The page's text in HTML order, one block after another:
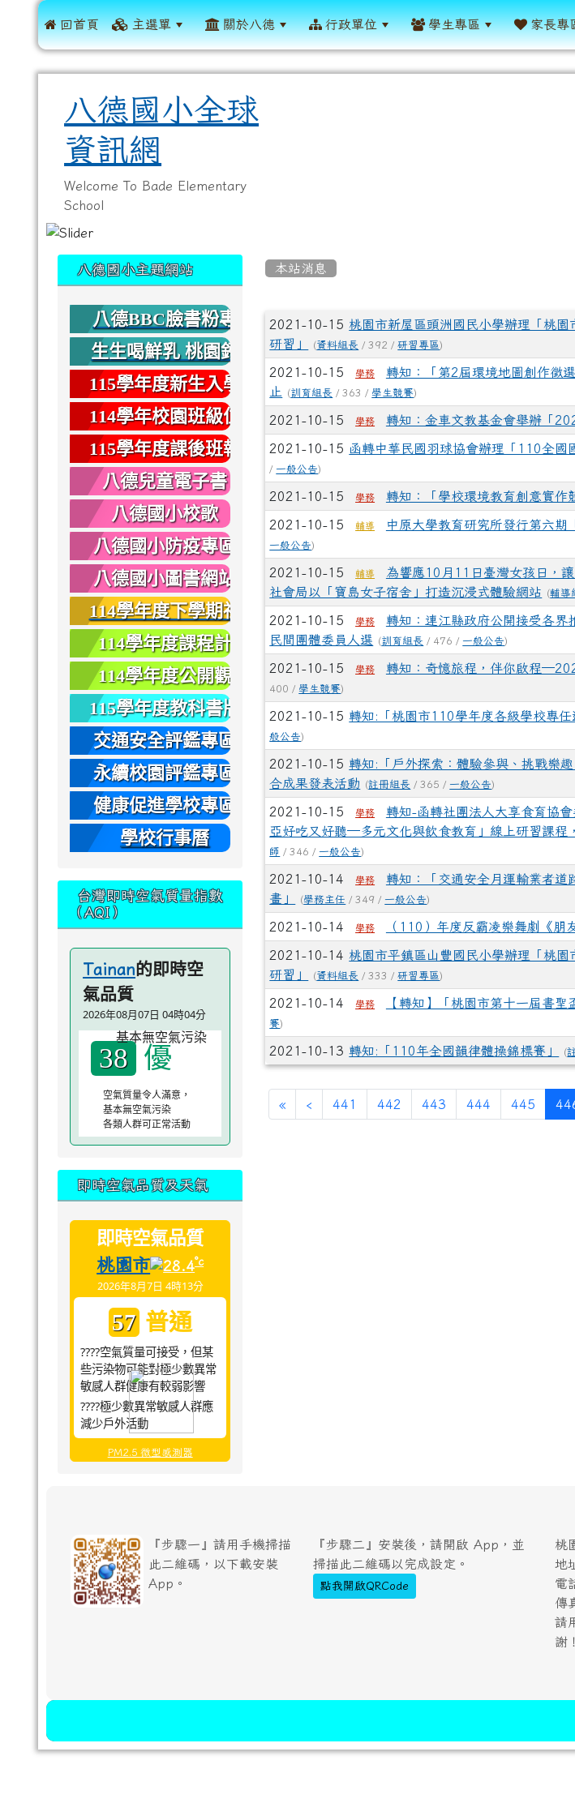
 回首頁 主選單 關於八德 行政單位 學生專區 家長專
八德國小全球
資訊網
Welcome To Bade Elementary
School
本站消息
文章列表
2021-10-15 桃園市新屋區頭洲國民小學辦理「桃
研習」
(資料組長 / 392 /研習專區)
2021-10-15 學務
轉知：「第2屆環境地圖創作徵
止
(訓育組長 / 363 / 學生競賽)
2021-10-15 學務 轉知：金車文教基金會舉辦「
2021-10-15 函轉中華民國羽球協會辦理「110全國
/ 一般公告)
2021-10-15 學務 轉知：「學校環境教育創意實作
2021-10-15 輔導 中原大學教育研究所發行第六期
一般公告)
2021-10-15 輔導
為響應10月11日臺灣女孩日，
社會局以「寶島女子宿舍」打造沉浸式體驗網站
(輔導
2021-10-15 學務
轉知：連江縣政府公開接受各界
民間團體委員人選
(訓育組長 / 476 / 一般公告)
2021-10-15 學務 轉知：奇憶旅程，伴你啟程
400 / 學生競賽)
2021-10-15轉知:「桃園市110學年度各級學校專任
般公告)
2021-10-15轉知:「戶外探索：體驗參與、挑戰樂
合成果發表活動
(註冊組長 / 365 / 一般公告)
2021-10-15 學務
轉知-函轉社團法人大享食育協
亞好吃又好聽─多元文化與飲食教育」線上研習課程
師 / 346 / 一般公告)
2021-10-14 學務
轉知：「交通安全月運輸業者道
畫」
(學務主任 / 349 / 一般公告)
2021-10-14 學務 （110）年度反霸凌樂舞劇《朋
2021-10-14 桃園市平鎮區山豐國民小學辦理「桃
研習」
(資料組長 / 333 /研習專區)
2021-10-14 學務 【轉知】「桃園市第十一屆書
賽)
2021-10-13轉知:「110年全國韻律體操錦標賽」 (
« ‹ 441 442 443 444 445
八德國小主題網站
八德BBC臉書粉專
生生喝鮮乳 桃園鈣
健康
115學年度新生入學
專區
114學年校園班級位
置圖
115學年度課後班報
名
八德兒童電子書
八德國小校歌
八德國小防疫專區
八德國小圖書網站
114學年度下學期社
團報名
114學年度課程計
畫
114學年度公開觀
課
115學年度教科書版
本
交通安全評鑑專區
永續校園評鑑專區
健康促進學校專區
學校行事曆
台灣即時空氣質量指數
（AQI）
Tainan的即時空
氣品質
2026年08月07日 04時04分
38 優
空氣質量令人滿意，
基本無空氣污染
各類人群可正常活動
即時空氣品質及天氣
即時空氣品質
桃園市 28.4°c
2026年8月7日 4時13分
57 普通
????空氣質量可接受，但某
些污染物可能對極少數異常
敏感人群健康有較弱影響
????極少數異常敏感人群應
減少戶外活動
PM2.5 微型感測器
『步驟一』請用手機掃描
此二維碼，以下載安裝
App。
『步驟二』安裝後，請開啟 App，並
掃描此二維碼以完成設定。
點我開啟QRCode
桃
地
電
傳
請
謝！